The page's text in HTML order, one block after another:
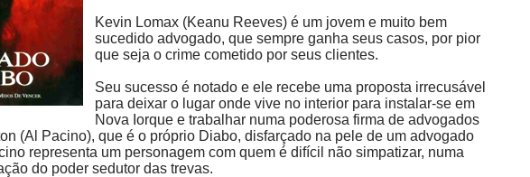
Kevin Lomax (Keanu Reeves) é um jovem e muito bem
sucedido advogado, que sempre ganha seus casos, por pior
que seja o crime cometido por seus clientes.
Seu sucesso é notado e ele recebe uma proposta irrecusável
para deixar o lugar onde vive no interior para instalar-se em
Nova Iorque e trabalhar numa poderosa firma de advogados
(Al Pacino), que é o próprio Diabo, disfarçado na pele de um advogado
representa um personagem com quem é difícil não simpatizar, numa
do poder sedutor das trevas.